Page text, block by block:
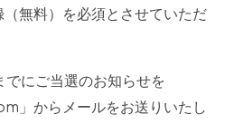
無料）を必須とさせていただ
でにご当選のお知らせを
」からメールをお送りいたし